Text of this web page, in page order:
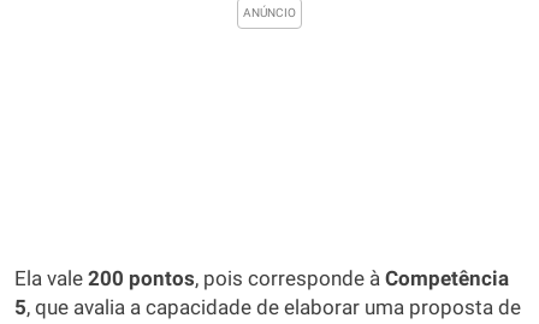
Ela vale 200 pontos, pois corresponde à Competência
5, que avalia a capacidade de elaborar uma proposta de